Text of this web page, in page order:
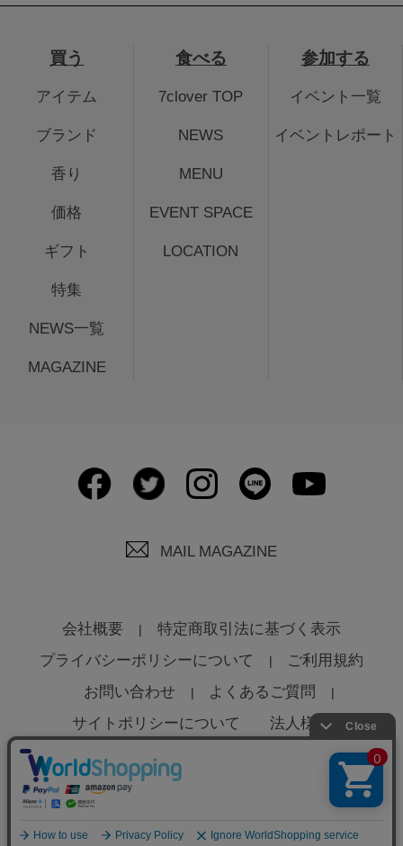
買う
アイテム
ブランド
香り
価格
ギフト
特集
NEWS一覧
MAGAZINE
食べる
7clover TOP
NEWS
MENU
EVENT SPACE
LOCATION
参加する
イベント一覧
イベントレポート
MAIL MAGAZINE
会社概要
特定商取引法に基づく表示
プライバシーポリシーについて
ご利用規約
お問い合わせ
よくあるご質問
サイトポリシーについて
法人様へ
© Global Product Planning Co., Ltd